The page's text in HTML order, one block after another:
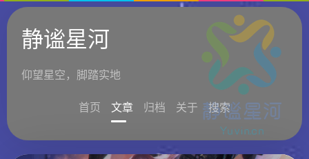
静谧星河
仰望星空，脚踏实地
首页
文章 归档 关于 搜索